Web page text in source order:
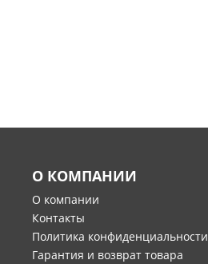
О КОМПАНИИ
О компании
Контакты
Политика конфиденциальности
Гарантия и возврат товара